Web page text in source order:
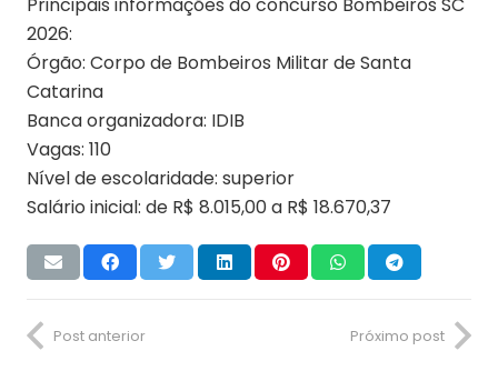
2026:
Órgão: Corpo de Bombeiros Militar de Santa
Catarina
Banca organizadora: IDIB
Vagas: 110
Nível de escolaridade: superior
Salário inicial: de R$ 8.015,00 a R$ 18.670,37
Post anterior Próximo post